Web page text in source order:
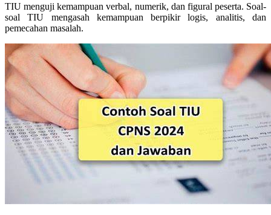
TIU menguji kemampuan verbal, numerik, dan figural peserta. Soal-
soal TIU mengasah kemampuan berpikir logis, analitis, dan
pemecahan masalah.